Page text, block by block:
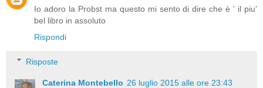
Io adoro la Probst ma questo mi sento di dire che è ' il piu'
bel libro in assoluto
Rispondi
Risposte
Caterina Montebello 26 luglio 2015 alle ore 23:43